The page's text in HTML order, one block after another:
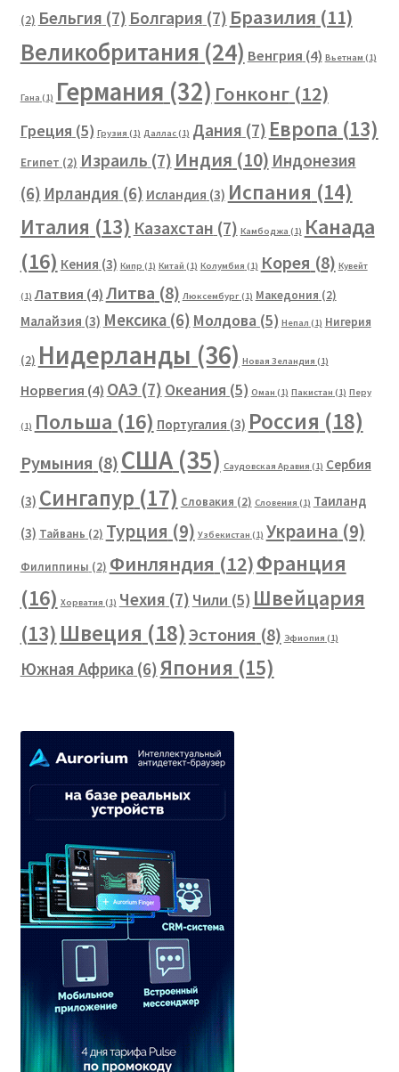
(2) Бельгия (7) Болгария (7) Бразилия (11)
Великобритания (24) Венгрия (4) Вьетнам (1)
Гана (1) Германия (32) Гонконг(12)
Греция (5) Грузия (1) Даллас(1) Дания (7) Европа (13)
Египет (2) Израиль (7) Индия (10) Индонезия
(6) Ирландия (6) Исландия (3) Испания (14)
Италия (13) Казахстан (7) Камбоджа (1) Канада
(16) Кения (3) Кипр (1) Китай (1) Колумбия (1) Корея (8) Кувейт
(1) Латвия (4)Литва (8) Люксембург(1) Македония (2)
Малайзия (3) Мексика(6) Молдова (5) Непал (1) Нигерия
(2) Нидерланды (36) Новая Зеландия (1)
Норвегия (4) ОАЭ (7) Океания (5) Оман (1) Пакистан (1) Перу
(1) Польша (16) Португалия (3) Россия (18)
Румыния (8)США(35) Саудовская Аравия (1) Сербия
(3) Сингапур (17) Словакия (2) Словения (1) Таиланд
(3) Тайвань (2) Турция (9) Узбекистан (1) Украина (9)
Филиппины (2) Финляндия (12)Франция
(16) Хорватия (1) Чехия (7) Чили (5) Швейцария
(13) Швеция (18)Эстония (8) Эфиопия (1)
Южная Африка(6)Япония (15)